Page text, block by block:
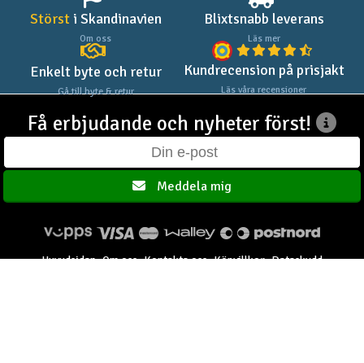
Störsti Skandinavien
Om oss
Blixtsnabb leverans
Läs mer
Enkelt byte och retur
Gå till byte & retur
Kundrecension på prisjakt
Läs våra recensioner
Få erbjudande och nyheter först!
Meddela mig
Huvudsidan Om oss Kontakta oss Köpvillkor Dataskydd